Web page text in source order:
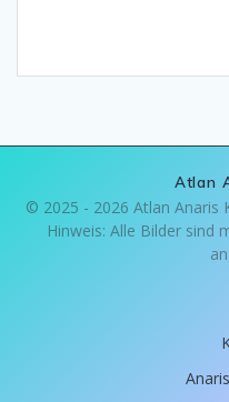
Atlan
© 2025 - 2026 Atlan Anaris
Hinweis: Alle Bilder sind